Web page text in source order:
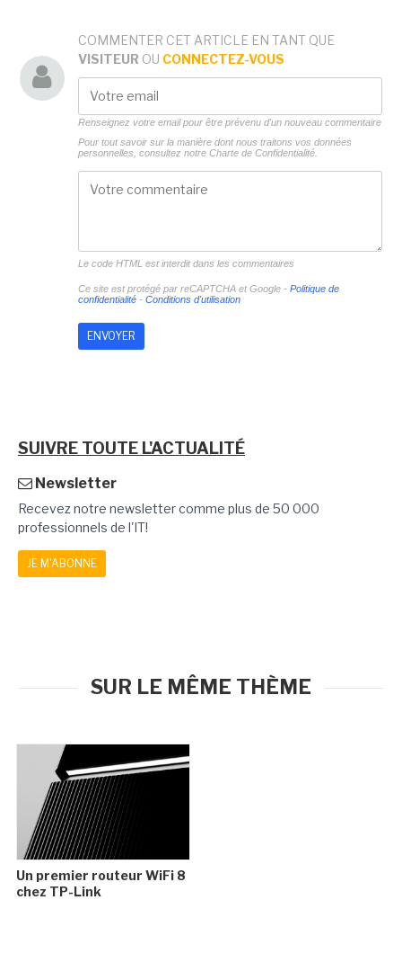
COMMENTER CET ARTICLE EN TANT QUE
VISITEUR OU CONNECTEZ-VOUS
Renseignez votre email pour être prévenu d'un nouveau commentaire
Pour tout savoir sur la manière dont nous traitons vos données
personnelles, consultez notre Charte de Confidentialité.
Le code HTML est interdit dans les commentaires
Ce site est protégé par reCAPTCHA et Google - Politique de
confidentialité- Conditions d'utilisation
SUIVRE TOUTE L'ACTUALITÉ
Newsletter
Recevez notre newsletter comme plus de 50 000
professionnels de l'IT!
JE M'ABONNE
SUR LE MÊME THÈME
Un premier routeur WiFi 8
chez TP-Link